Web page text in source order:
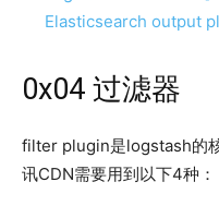
Elasticsearch output
0x04 过滤器
filter plugin是logstash的
讯CDN需要用到以下4种：